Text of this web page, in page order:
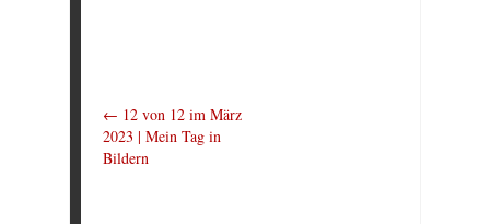
← 12 von 12 im März
2023 | Mein Tag in
Bildern